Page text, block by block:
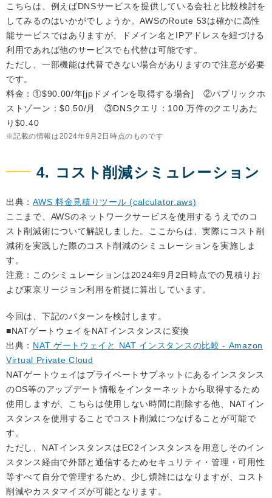
こちらは、例えばDNSサービスを提供している会社と比較検討を
してみるのはいかがでしょうか。AWSのRoute 53は確かに高性
能サービスではありますが、ドメイン名とIPアドレスを紐づける
利用であれば他のサービスでも代替は可能です。
ただし、一部機能は代替できない場合がありますので注意が必要
です。
料金：①$90.00/年[jpドメインを取得する場合] ②パブリックホ
ストゾーン：$0.50/月 ③DNSクエリ：100 万件のクエリあた
り$0.40
記載の情報は2024年9月2日時点のものです
4. コスト削減シミュレーション
出典：AWS 料金見積りツール (calculator.aws)
ここまで、AWSのネットワークサービスを使用するうえでのコ
スト削減術について解説しました。ここからは、実際にコスト削
減術を実践した際のコスト削減のシミュレーションを実施しま
す。
注意：このシミュレーションは2024年9月2日時点での見積りお
よび東京リージョン利用を前提に算出しています。
今回は、下記のパターンを検討します。
■NATゲートウェイをNATインスタンスに変換
出典： NAT ゲートウェイと NAT インスタンスの比較 - Amazon
Virtual Private Cloud
NATゲートウェイはプライベートサブネットにあるインスタンス
のOS等のアップデート情報をインターネットから取得するため
使用しますが、こちらは使用しない時間に削除する他、NATイン
スタンスを使用することでコスト削減につなげることが可能で
す。
ただし、NATインスタンスはEC2インスタンスを用意しそのイン
スタンス経由で外部と通信するためセキュリティ・管理・可用性
等すべて自分で管理するため、少し煩雑にはなりますが、コスト
削減やカスタマイズが可能となります。